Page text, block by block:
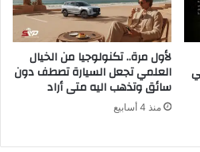
لأول مرة.. تكنولوجيا من الخيال
العلمي تجعل السيارة تصطف دون
سائق وتذهب اليه متى أراد
منذ 4 أسابيع